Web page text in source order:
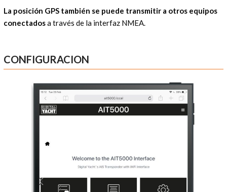
La posición GPS también se puede transmitir a otros equipos
conectadosa través de la interfaz NMEA.
CONFIGURACION